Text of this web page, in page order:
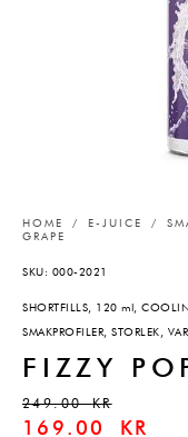
HOME / E-JUICE /
GRAPE
SKU: 000-2021
SHORTFILLS 120 ml
SMAKPROFILER STORLEK
FIZZY
249.00KR
169.00 KR